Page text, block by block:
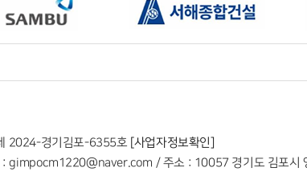
2024-경기김포-6355호 [사업자정보확인]
/ 주소 : 10057 경기도 김포시